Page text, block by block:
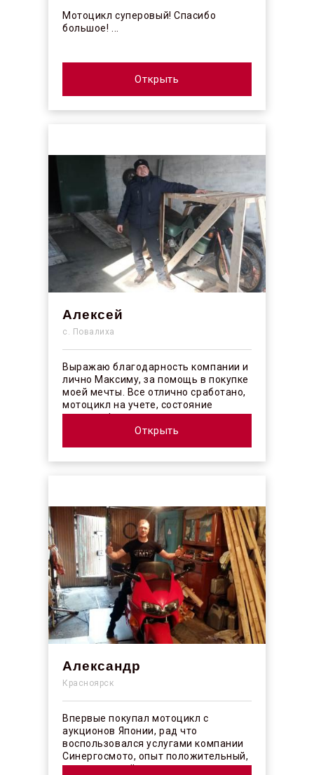
Мотоцикл суперовый! Спасибо
большое! ...
Открыть
Алексей
с. Повалиха
Выражаю благодарность компании и
лично Максиму, за помощь в покупке
моей мечты. Все отлично сработано,
мотоцикл на учете, состояние
отличное! ...
Открыть
Александр
Красноярск
Впервые покупал мотоцикл с
аукционов Японии, рад что
воспользовался услугами компании
Синергосмото, опыт положительный,
коллектив действительно